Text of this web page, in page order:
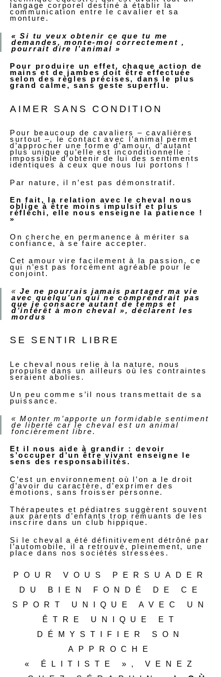
langage corporel destiné à établir la
communication entre le cavalier et sa
monture.
« Si tu veux obtenir ce que tu me
demandes, monte-moi correctement ,
pourrait dire l’animal »
Pour produire un effet, chaque action de
mains et de jambes doit être effectuée
selon des règles précises, dans le plus
grand calme, sans geste superflu.
AIMER SANS CONDITION
Pour beaucoup de cavaliers – cavalières
surtout –, le contact avec l’animal permet
d’approcher une forme d’amour, d’autant
plus unique qu’elle est inconditionnelle :
impossible d’obtenir de lui des sentiments
identiques à ceux que nous lui portons !
Par nature, il n’est pas démonstratif.
En fait, la relation avec le cheval nous
oblige à être moins impulsif et plus
réfléchi, elle nous enseigne la patience !
»
On cherche en permanence à mériter sa
confiance, à se faire accepter.
Cet amour vire facilement à la passion, ce
qui n’est pas forcément agréable pour le
conjoint.
« Je ne pourrais jamais partager ma vie
avec quelqu’un qui ne comprendrait pas
que je consacre autant de temps et
d’intérêt à mon cheval », déclarent les
mordus
SE SENTIR LIBRE
Le cheval nous relie à la nature, nous
propulse dans un ailleurs où les contraintes
seraient abolies.
Un peu comme s’il nous transmettait de sa
puissance.
« Monter m’apporte un formidable sentiment
de liberté car le cheval est un animal
foncièrement libre.
Et il nous aide à grandir : devoir
s’occuper d’un être vivant enseigne le
sens des responsabilités.
C’est un environnement où l’on a le droit
d’avoir du caractère, d’exprimer des
émotions, sans froisser personne.
Thérapeutes et pédiatres suggèrent souvent
aux parents d’enfants trop remuants de les
inscrire dans un club hippique.
Si le cheval a été définitivement détrôné par
l’automobile, il a retrouvé, pleinement, une
place dans nos sociétés stressées.
POUR VOUS PERSUADER
DU BIEN FONDÉ DE CE
SPORT UNIQUE AVEC UN
ÊTRE UNIQUE ET
DÉMYSTIFIER SON
APPROCHE
« ÉLITISTE », VENEZ